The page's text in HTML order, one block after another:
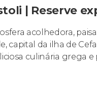
| Reserve
acolhedora,
capital da ilha de
culinária grega